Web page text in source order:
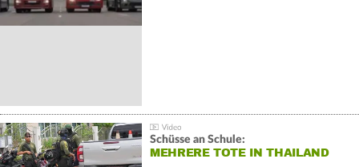
Schüsse an Schule:
MEHRERE TOTE IN THAILAND